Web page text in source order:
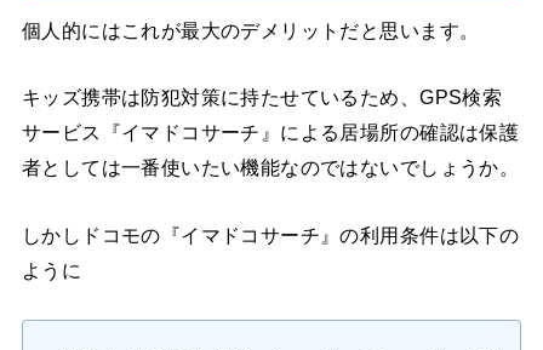
個人的にはこれが最大のデメリットだと思います。
キッズ携帯は防犯対策に持たせているため、GPS検索
サービス『イマドコサーチ』による居場所の確認は保護
者としては一番使いたい機能なのではないでしょうか。
しかしドコモの『イマドコサーチ』の利用条件は以下の
ように